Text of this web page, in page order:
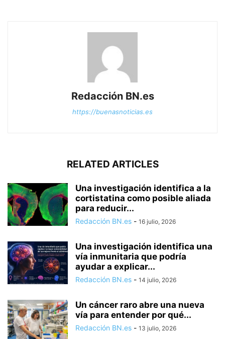
Redacción BN.es
https://buenasnoticias.es
RELATED ARTICLES
Una investigación identifica a la
cortistatina como posible aliada
para reducir...
Redacción BN.es - 16 julio, 2026
Una investigación identifica una
vía inmunitaria que podría
ayudar a explicar...
Redacción BN.es - 14 julio, 2026
Un cáncer raro abre una nueva
vía para entender por qué...
Redacción BN.es - 13 julio, 2026